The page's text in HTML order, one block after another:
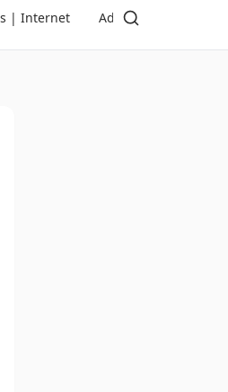
| Internet Administration |